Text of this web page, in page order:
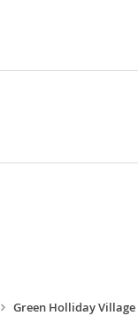
Green Holliday Village